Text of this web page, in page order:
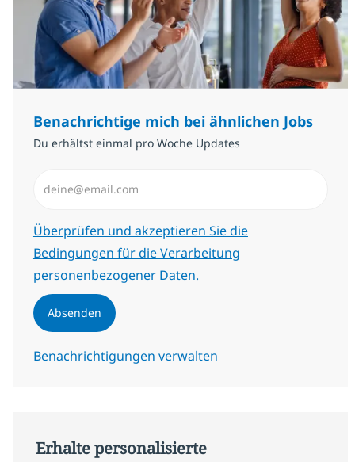
Benachrichtige mich bei ähnlichen Jobs
Du erhältst einmal pro Woche Updates
Erforderlich
Überprüfen und akzeptieren Sie die
Bedingungen für die Verarbeitung
personenbezogener Daten.
Absenden
Benachrichtigungen verwalten
Erhalte personalisierte